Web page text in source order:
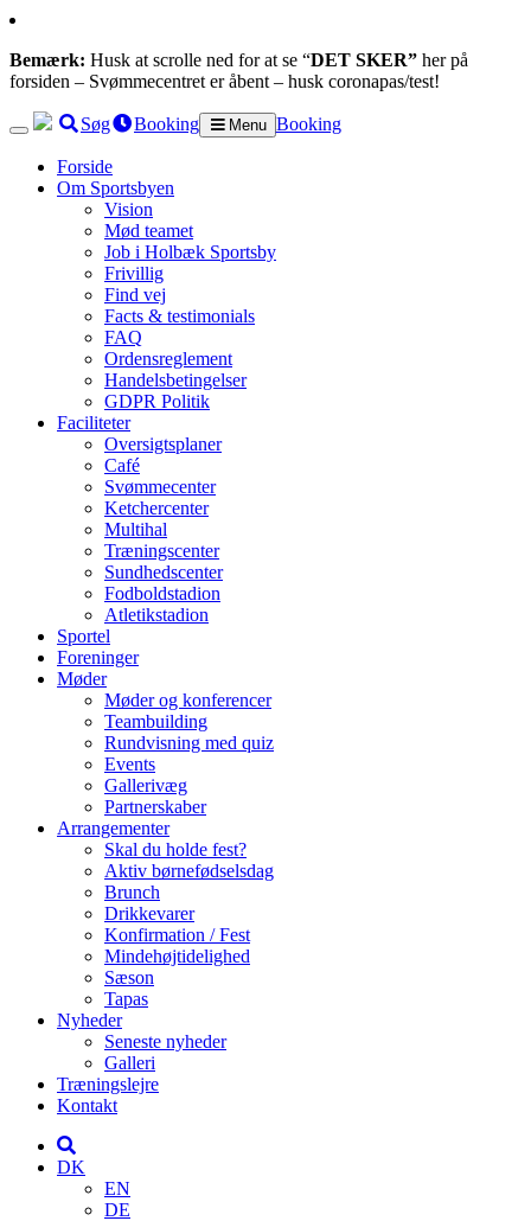
Bemærk: Husk at scrolle ned for at se “DET SKER” her på
forsiden – Svømmecentret er åbent – husk coronapas/test!
Søg Booking Menu Booking
Forside
Om Sportsbyen
Vision
Mød teamet
Job i Holbæk Sportsby
Frivillig
Find vej
Facts & testimonials
FAQ
Ordensreglement
Handelsbetingelser
GDPR Politik
Faciliteter
Oversigtsplaner
Café
Svømmecenter
Ketchercenter
Multihal
Træningscenter
Sundhedscenter
Fodboldstadion
Atletikstadion
Sportel
Foreninger
Møder
Møder og konferencer
Teambuilding
Rundvisning med quiz
Events
Gallerivæg
Partnerskaber
Arrangementer
Skal du holde fest?
Aktiv børnefødselsdag
Brunch
Drikkevarer
Konfirmation / Fest
Mindehøjtidelighed
Sæson
Tapas
Nyheder
Seneste nyheder
Galleri
Træningslejre
Kontakt
DK
EN
DE